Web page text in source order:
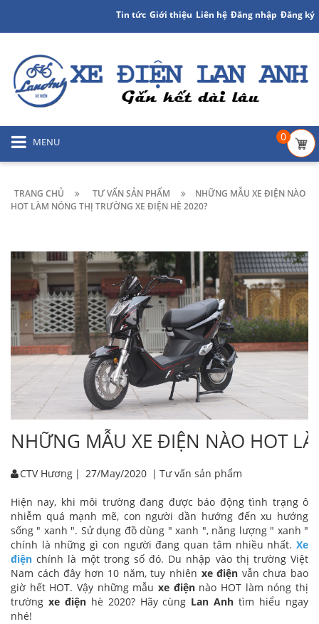
Tin tức Giới thiệu Liên hệ Đăng nhập Đăng ký
MENU 0
TRANG CHỦ TƯ VẤN SẢN PHẨM
NHỮNG MẪU XE ĐIỆN NÀO
HOT LÀM NÓNG THỊ TRƯỜNG XE ĐIỆN HÈ 2020?
NHỮNG MẪU XE ĐIỆN NÀO HOT
CTV Hương | 27/May/2020 | Tư vấn sản phẩm
Hiện nay, khi môi trường đang được báo động tình trạng ô
nhiễm quá mạnh mẽ, con người dần hướng đến xu hướng
sống " xanh ". Sử dụng đồ dùng " xanh ", năng lượng " xanh "
chính là những gì con người đang quan tâm nhiều nhất. Xe
điện chính là một trong số đó. Du nhập vào thị trường Việt
Nam cách đây hơn 10 năm, tuy nhiên xe điện vẫn chưa bao
giờ hết HOT. Vậy những mẫu xe điệnnào HOT làm nóng thị
trường xe điệnhè 2020? Hãy cùng Lan Anh tìm hiểu ngay
nhé!